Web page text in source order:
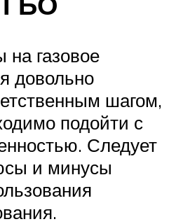
газовое
довольно
шагом,
подойти с
Следует
и минусы